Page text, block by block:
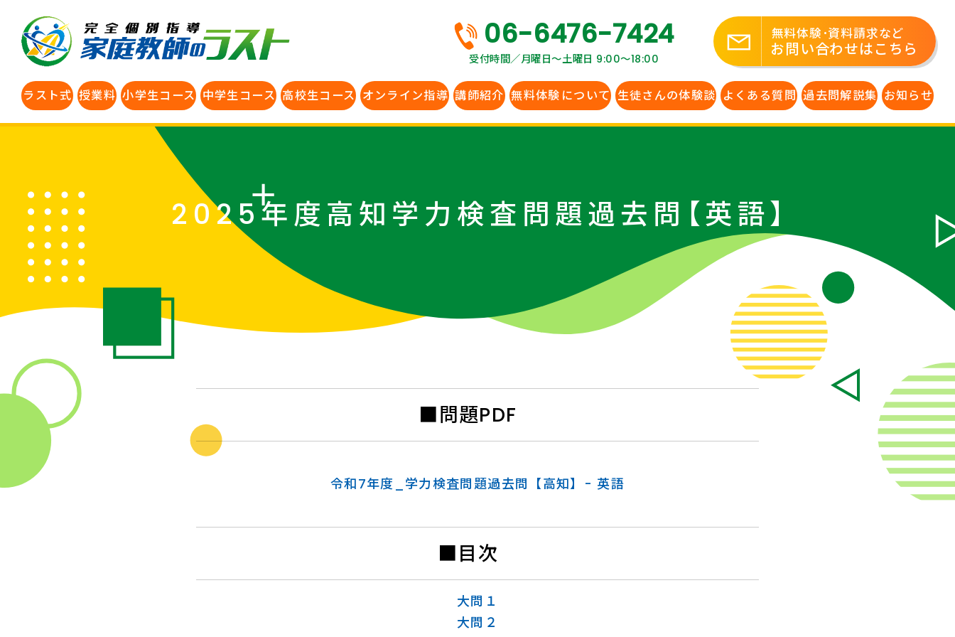
06-6476-7424
受付時間／月曜日〜土曜日 9:00～18:00
無料体験･資料請求など
お問い合わせはこちら
ラスト式 授業料 小学生コース 中学生コース 高校生コース オンライン指導 講師紹介 無料体験 について 生徒さんの体験談 よくある質問 過去問解説集 お知らせ
2025年度高知学力検査問題過去問【英語】
■問題PDF
令和7年度_学力検査問題過去問【高知】- 英語
■目次
大問１
大問２